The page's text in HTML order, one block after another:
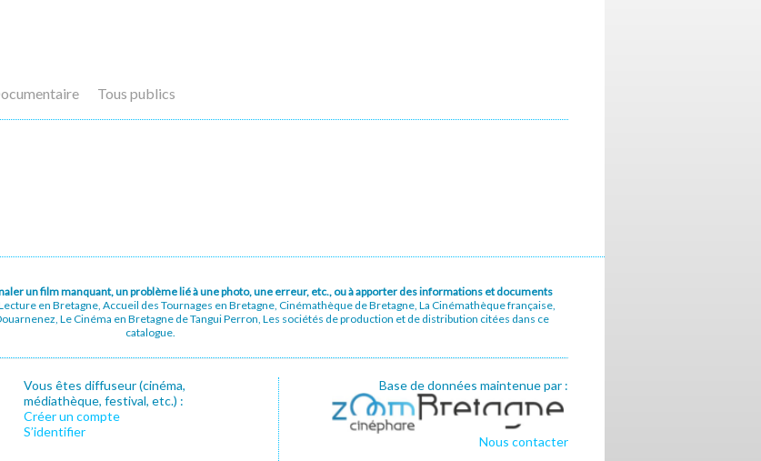
Tous publics
un film manquant, un problème lié à une photo, une erreur, etc., ou à apporter des informations et documents
en Bretagne, Accueil des Tournages en Bretagne, Cinémathèque de Bretagne, La Cinémathèque française,
Le Cinéma en Bretagne de Tangui Perron, Les sociétés de production et de distribution citées dans ce
catalogue.
Vous êtes diffuseur (cinéma,
médiathèque, festival, etc.) :
Créer un compte
S’identifier
Base de données maintenue par :
Nous contacter